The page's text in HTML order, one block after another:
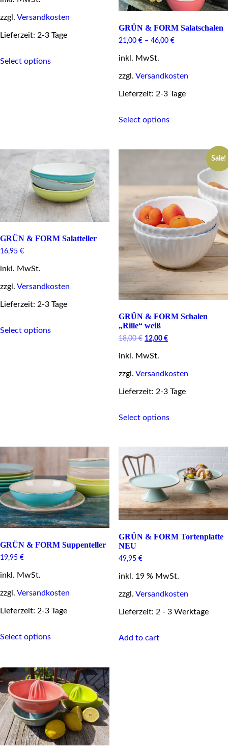
zzgl. Versandkosten
Lieferzeit: 2-3 Tage
Select optionsproduct
on
the
page
GRÜN & FORM Salatschalen
21,00 €– 46,00 €
inkl. MwSt.
zzgl. Versandkosten
Lieferzeit: 2-3 Tage
Select optionsproduct
variants.
chosen
on
the
product
page
GRÜN & FORM Salatteller
16,95 €
inkl. MwSt.
zzgl. Versandkosten
Lieferzeit: 2-3 Tage
Select optionsproduct
page
Sale!
GRÜN & FORM Schalen
„Rille“ weiß
18,00€ Original
was:
12,00 €Current
inkl. MwSt.
zzgl. Versandkosten
Lieferzeit: 2-3 Tage
Select optionsproduct
variants.
options
may
be
chosen
on
the
page
GRÜN & FORM Suppenteller
19,95 €
inkl. MwSt.
zzgl. Versandkosten
Lieferzeit: 2-3 Tage
Select optionsproduct
variants.
The
options
may
be
chosen
on
the
product
GRÜN & FORM Tortenplatte
NEU
49,95 €
inkl. 19 % MwSt.
zzgl. Versandkosten
Lieferzeit: 2 - 3 Werktage
Add to cart